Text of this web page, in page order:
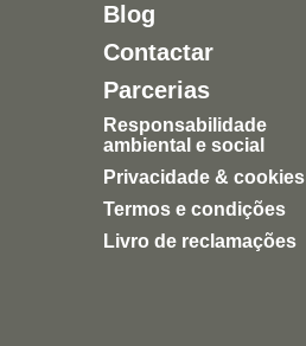
Blog
Contactar
Parcerias
Responsabilidade
ambiental e social
Privacidade & cookies
Termos e condições
Livro de reclamações